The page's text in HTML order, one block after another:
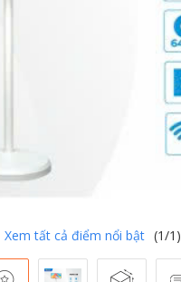
Xem tất cả điểm nổi bật (1/1)